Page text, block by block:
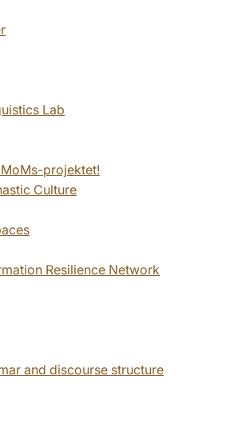
Lab
projektet!
Culture
Resilience Network
and discourse structure